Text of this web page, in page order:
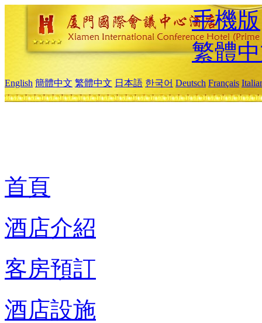
手機版
繁體
English 簡體中文 繁體中文 日本語 한국어 Deutsch Français
首頁
酒店介紹
客房預訂
酒店設施